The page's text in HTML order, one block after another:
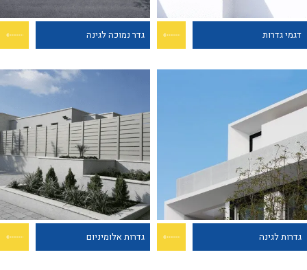
דגמי גדרות גדר נמוכה לגינה
גדרות לגינה גדרות אלומיניום